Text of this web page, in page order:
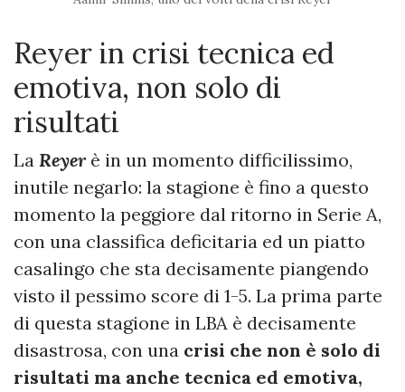
Reyer in crisi tecnica ed
emotiva, non solo di
risultati
La Reyer è in un momento difficilissimo,
inutile negarlo: la stagione è fino a questo
momento la peggiore dal ritorno in Serie A,
con una classifica deficitaria ed un piatto
casalingo che sta decisamente piangendo
visto il pessimo score di 1-5. La prima parte
di questa stagione in LBA è decisamente
disastrosa, con una crisi che non è solo di
risultati ma anche tecnica ed emotiva,